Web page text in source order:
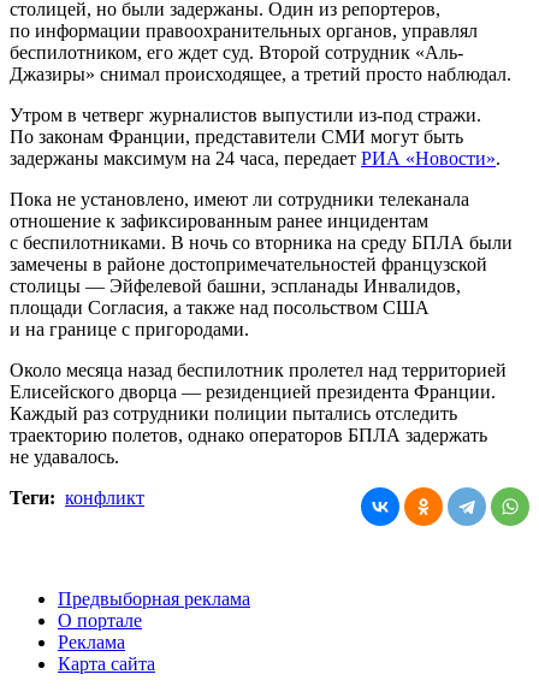
столицей, но были задержаны. Один из репортеров,
по информации правоохранительных органов, управлял
беспилотником, его ждет суд. Второй сотрудник «Аль-
Джазиры» снимал происходящее, а третий просто наблюдал.
Утром в четверг журналистов выпустили из-под стражи.
По законам Франции, представители СМИ могут быть
задержаны максимум на 24 часа, передает РИА «Новости».
Пока не установлено, имеют ли сотрудники телеканала
отношение к зафиксированным ранее инцидентам
с беспилотниками. В ночь со вторника на среду БПЛА были
замечены в районе достопримечательностей французской
столицы — Эйфелевой башни, эспланады Инвалидов,
площади Согласия, а также над посольством США
и на границе с пригородами.
Около месяца назад беспилотник пролетел над территорией
Елисейского дворца — резиденцией президента Франции.
Каждый раз сотрудники полиции пытались отследить
траекторию полетов, однако операторов БПЛА задержать
не удавалось.
Теги: конфликт
Предвыборная реклама
О портале
Реклама
Карта сайта